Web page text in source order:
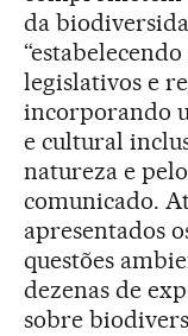
da
legislativos e
incorporando
e cultural
natureza e
comunicado.
apresentados
questões
dezenas de
sobre